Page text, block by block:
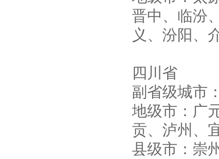
晋中、临汾
义、汾阳、
四川省
副省级城市
地级市：广
贡、泸州、
县级市：崇